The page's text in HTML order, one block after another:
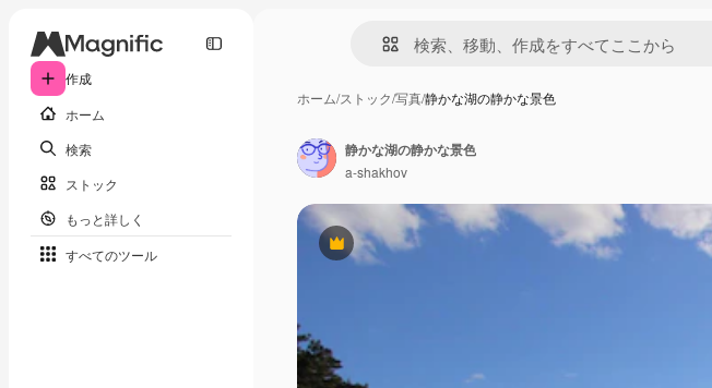
作成
ホーム
検索
ストック
もっと詳しく
すべてのツール
ホーム/ストック/写真/静かな湖の静かな景色
Premium
静かな湖の静かな景色
a-shakhov